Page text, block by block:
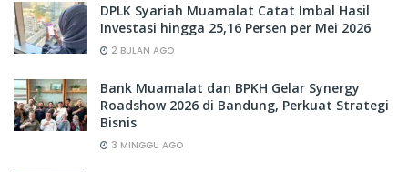
DPLK Syariah Muamalat Catat Imbal Hasil
Investasi hingga 25,16 Persen per Mei 2026
2 BULAN AGO
Bank Muamalat dan BPKH Gelar Synergy
Roadshow 2026 di Bandung, Perkuat Strategi
Bisnis
3 MINGGU AGO